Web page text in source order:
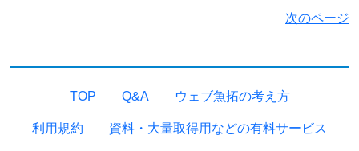
次のページ
TOP Q&A ウェブ魚拓の考え方
利用規約 資料・大量取得用などの有料サービス